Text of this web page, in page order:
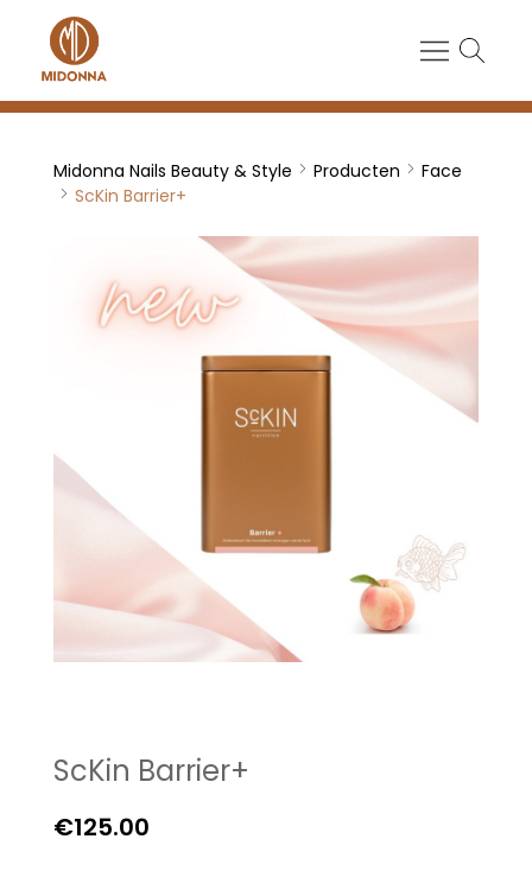
Midonna Nails Beauty & Style Producten
Face
ScKin Barrier+
ScKin Barrier+
€125.00